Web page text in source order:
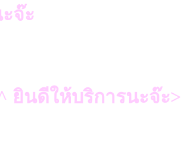
จ๊ะ
ยินดีให้บริการนะจ๊ะ>